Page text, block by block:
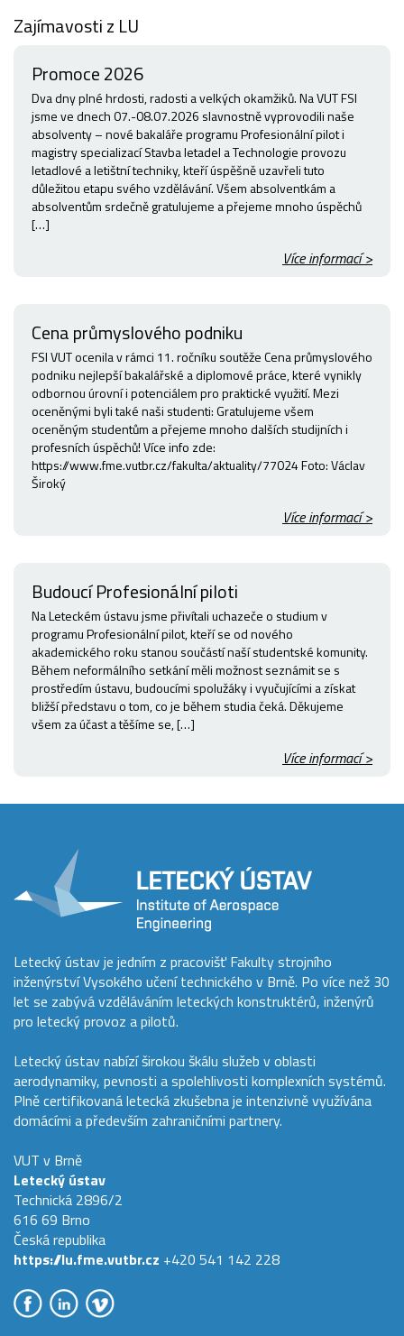
Zajímavosti z LU
Promoce 2026
Dva dny plné hrdosti, radosti a velkých okamžiků. Na VUT FSI
jsme ve dnech 07.-08.07.2026 slavnostně vyprovodili naše
absolventy – nové bakaláře programu Profesionální pilot i
magistry specializací Stavba letadel a Technologie provozu
letadlové a letištní techniky, kteří úspěšně uzavřeli tuto
důležitou etapu svého vzdělávání. Všem absolventkám a
absolventům srdečně gratulujeme a přejeme mnoho úspěchů
[…]
Více informací >
Cena průmyslového podniku
FSI VUT ocenila v rámci 11. ročníku soutěže Cena průmyslového
podniku nejlepší bakalářské a diplomové práce, které vynikly
odbornou úrovní i potenciálem pro praktické využití. Mezi
oceněnými byli také naši studenti: Gratulujeme všem
oceněným studentům a přejeme mnoho dalších studijních i
profesních úspěchů! Více info zde:
https://www.fme.vutbr.cz/fakulta/aktuality/77024 Foto: Václav
Široký
Více informací >
Budoucí Profesionální piloti
Na Leteckém ústavu jsme přivítali uchazeče o studium v
programu Profesionální pilot, kteří se od nového
akademického roku stanou součástí naší studentské komunity.
Během neformálního setkání měli možnost seznámit se s
prostředím ústavu, budoucími spolužáky i vyučujícími a získat
bližší představu o tom, co je během studia čeká. Děkujeme
všem za účast a těšíme se, […]
Více informací >
Letecký ústav je jedním z pracovišť Fakulty strojního
inženýrství Vysokého učení technického v Brně. Po více než 30
let se zabývá vzděláváním leteckých konstruktérů, inženýrů
pro letecký provoz a pilotů.
Letecký ústav nabízí širokou škálu služeb v oblasti
aerodynamiky, pevnosti a spolehlivosti komplexních systémů.
Plně certifikovaná letecká zkušebna je intenzivně využívána
domácími a především zahraničními partnery.
VUT v Brně
Letecký ústav
Technická 2896/2
616 69 Brno
Česká republika
https://lu.fme.vutbr.cz +420 541 142 228